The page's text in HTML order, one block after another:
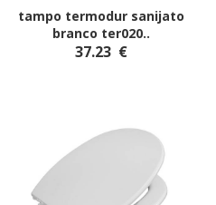
tampo termodur sanijato
branco ter020..
37.23 €